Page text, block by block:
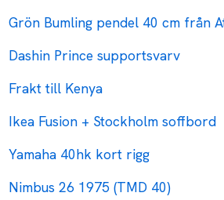
Grön Bumling pendel 40 cm från
Dashin Prince supportsvarv
Frakt till Kenya
Ikea Fusion + Stockholm soffbord
Yamaha 40hk kort rigg
Nimbus 26 1975 (TMD 40)